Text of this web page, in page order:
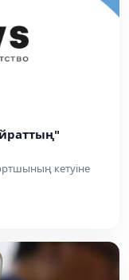
кетуіне